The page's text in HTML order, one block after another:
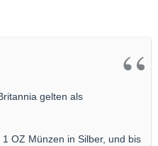
gelten als
OZ Münzen in Silber, und bis